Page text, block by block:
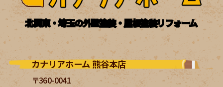
北関東・埼玉の外壁塗装・屋根塗装リフォーム
カナリアホーム 熊谷本店
〒360-0041